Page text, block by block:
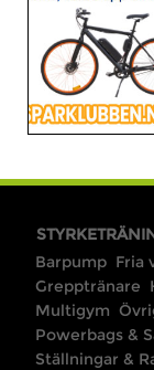
Barpump Fria
Grepptränare
Multigym
Powerbags &
Ställningar &